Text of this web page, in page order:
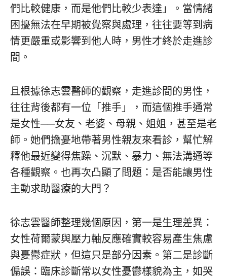
們比較健康，而是他們比較少表達」。當情緒
困擾無法在早期被覺察與處理，往往要等到病
情更嚴重或影響到他人時，男性才終於走進診
間。
且根據徐志雲醫師的觀察，走進診間的男性，
往往背後都有一位「推手」，而這個推手通常
是女性──女友、老婆、母親、姐姐，甚至是老
師。她們擔憂地帶著男性親友來看診，幫忙解
釋他最近變得焦躁、沉默、暴力、無法溝通等
各種觀察。也再次凸顯了問題：是否能讓男性
主動求助醫療的大門？
徐志雲醫師整理幾個原因，第一是生理差異：
女性荷爾蒙與壓力軸反應確實較容易產生焦慮
與憂鬱症狀，但這只是部分因素。第二是診斷
偏誤：臨床診斷常以女性憂鬱樣貌為主，如哭